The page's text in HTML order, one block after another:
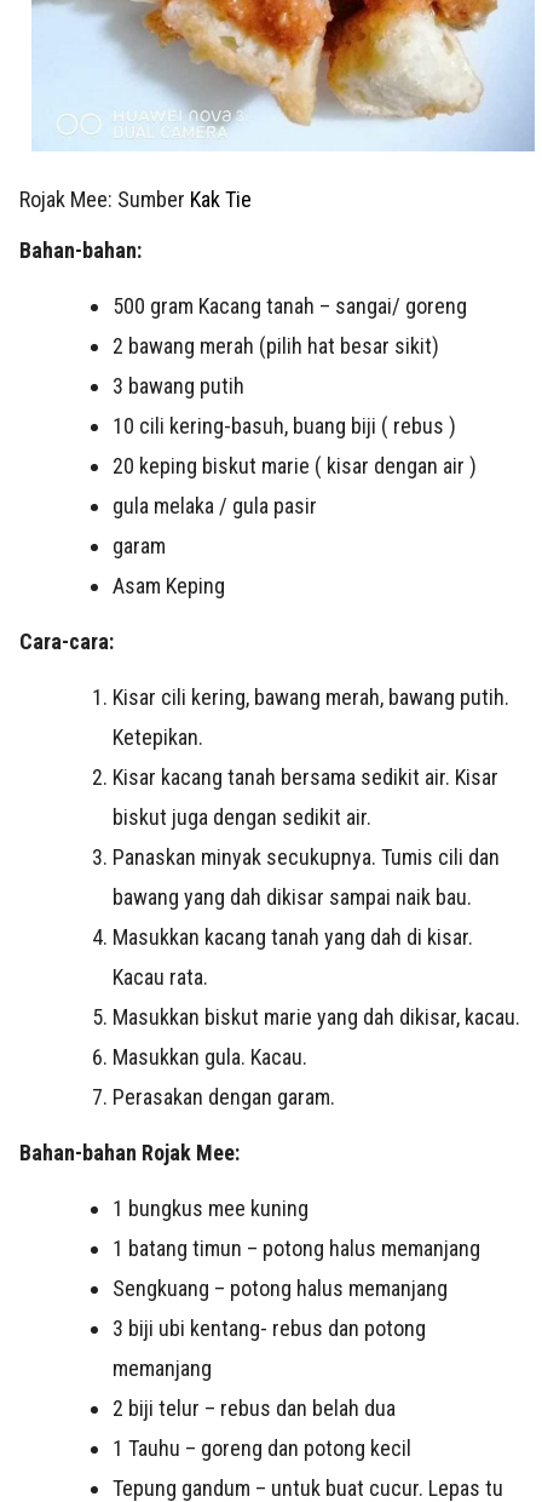
Rojak Mee: Sumber Kak Tie
Bahan-bahan:
500 gram Kacang tanah – sangai/ goreng
2 bawang merah (pilih hat besar sikit)
3 bawang putih
10 cili kering-basuh, buang biji ( rebus )
20 keping biskut marie ( kisar dengan air )
gula melaka / gula pasir
garam
Asam Keping
Cara-cara:
Kisar cili kering, bawang merah, bawang putih.
Ketepikan.
Kisar kacang tanah bersama sedikit air. Kisar
biskut juga dengan sedikit air.
Panaskan minyak secukupnya. Tumis cili dan
bawang yang dah dikisar sampai naik bau.
Masukkan kacang tanah yang dah di kisar.
Kacau rata.
Masukkan biskut marie yang dah dikisar, kacau.
Masukkan gula. Kacau.
Perasakan dengan garam.
Bahan-bahan Rojak Mee:
1 bungkus mee kuning
1 batang timun – potong halus memanjang
Sengkuang – potong halus memanjang
3 biji ubi kentang- rebus dan potong
memanjang
2 biji telur – rebus dan belah dua
1 Tauhu – goreng dan potong kecil
Tepung gandum – untuk buat cucur. Lepas tu